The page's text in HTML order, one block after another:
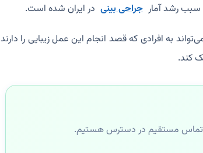
سبب رشد آمار جراحی بینی در ایران شده است.
به افرادی که قصد انجام این عمل زیبایی را دارند
کند.
تماس مستقیم در دسترس هستیم.